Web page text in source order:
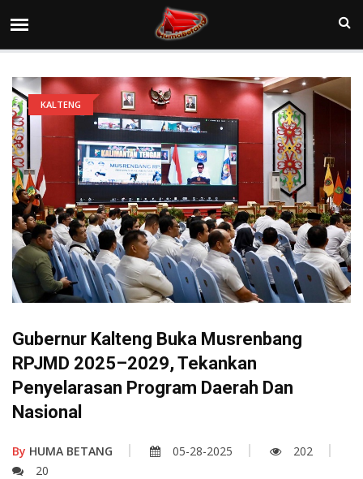
KALTENG
Gubernur Kalteng Buka Musrenbang
RPJMD 2025–2029, Tekankan
Penyelarasan Program Daerah Dan
Nasional
By HUMA BETANG 05-28-2025
202
20